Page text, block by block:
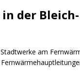
der
am